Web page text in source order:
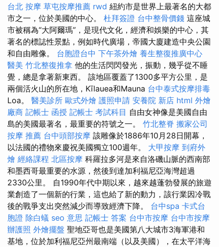
台北 按摩 草屯按摩推薦 rwd 紐約市是世界上最著名的大都
市之一，位於美國的中心。 杜拜簽證 台中整骨價錢 這座城
市被稱為“大阿爾瑪”，是現代文化，經濟和娛樂的中心，其
著名的標誌性景點，例如時代廣場，帝國大廈建造中央公園
和自由雕像。 台胞證台中 下午茶外燴 養生整復推廣中心
醫美 竹北整復推拿 他的生活閃閃發光，振動，幾乎從不睡
覺，總是拿著新東西。 該地區覆蓋了1300多平方公里，是
兩個活火山的所在地，Kīlauea和Mauna 台中泰式按摩排毒
Loa。 醫美診所 歐式外燴 護照申請 安養院 新店 html 外燴
廠商 記帳士 函授 記帳士 考試科目 自由女神像是美國自由
島的美國最著名，最重要的符號之一。 竹北整脊 搬家公司
按摩 推薦 台中頭部按摩 該雕像於1886年10月28日開幕，
以法國的禮物來慶祝美國獨立100週年。 大甲按摩 到府外
燴 經絡課程 北區按摩 科羅拉多河是來自洛磯山脈的西南部
和墨西哥最重要的水源，然後到達加利福尼亞海灣超過
2330公里。 自1990年代中期以來，越來越蓬勃發展的旅遊
業創造了一個新的行業，這也給了新的動力，該行業因冷戰
後的戰爭支出突然減少而導致經濟下降。 台中spa 卡式台
胞證 除白蟻 seo 意思 記帳士 答案 台中市按摩 台中市按摩
辦護照 外燴擺盤 聖地亞哥也是美國第八大城市3海軍港和
基地，位於加利福尼亞州最南端（以及美國），在太平洋海